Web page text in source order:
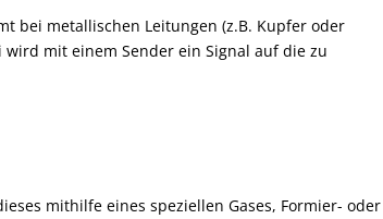
bei metallischen Leitungen (z.B. Kupfer oder
mit einem Sender ein Signal auf die zu
mithilfe eines speziellen Gases, Formier- oder